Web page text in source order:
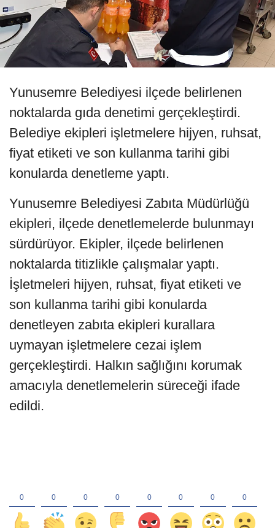
Yunusemre Belediyesi ilçede belirlenen
noktalarda gıda denetimi gerçekleştirdi.
Belediye ekipleri işletmelere hijyen, ruhsat,
fiyat etiketi ve son kullanma tarihi gibi
konularda denetleme yaptı.
Yunusemre Belediyesi Zabıta Müdürlüğü
ekipleri, ilçede denetlemelerde bulunmayı
sürdürüyor. Ekipler, ilçede belirlenen
noktalarda titizlikle çalışmalar yaptı.
İşletmeleri hijyen, ruhsat, fiyat etiketi ve
son kullanma tarihi gibi konularda
denetleyen zabıta ekipleri kurallara
uymayan işletmelere cezai işlem
gerçekleştirdi. Halkın sağlığını korumak
amacıyla denetlemelerin süreceği ifade
edildi.